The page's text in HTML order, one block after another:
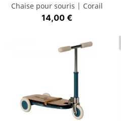
Chaise pour souris | Corail
Prix
14,00 €